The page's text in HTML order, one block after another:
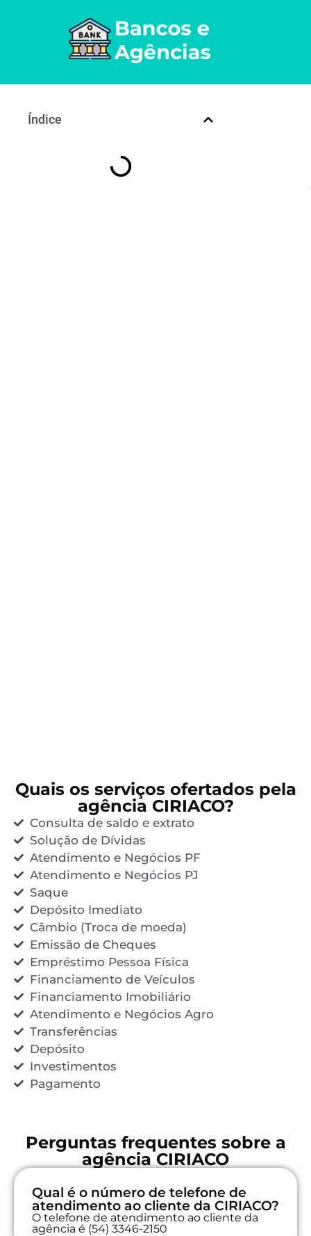
Índice
Quais os serviços ofertados pela
agência CIRIACO?
Consulta de saldo e extrato
Solução de Dívidas
Atendimento e Negócios PF
Atendimento e Negócios PJ
Saque
Depósito Imediato
Câmbio (Troca de moeda)
Emissão de Cheques
Empréstimo Pessoa Física
Financiamento de Veículos
Financiamento Imobiliário
Atendimento e Negócios Agro
Transferências
Depósito
Investimentos
Pagamento
Perguntas frequentes sobre a
agência CIRIACO
Qual é o número de telefone de
atendimento ao cliente da CIRIACO?
O telefone de atendimento ao cliente da
agência é (54) 3346-2150